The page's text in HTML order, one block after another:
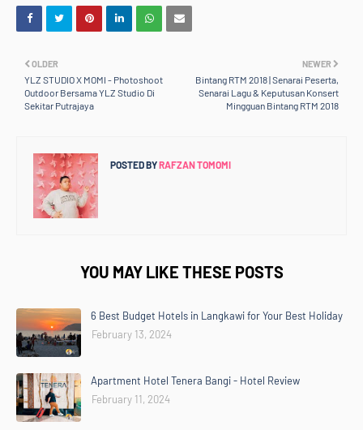
NEWER
Bintang RTM 2018 | Senarai Peserta,
Senarai Lagu & Keputusan Konsert
Mingguan Bintang RTM 2018
OLDER
YLZ STUDIO X MOMI - Photoshoot
Outdoor Bersama YLZ Studio Di
Sekitar Putrajaya
POSTED BYRAFZAN TOMOMI
YOU MAY LIKE THESE POSTS
6 Best Budget Hotels in Langkawi for Your Best Holiday
February 13, 2024
Apartment Hotel Tenera Bangi - Hotel Review
February 11, 2024